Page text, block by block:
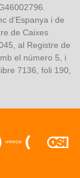
d’Espanya i de
de Caixes
al Registre de
el número 5, i
7136, foli 190,